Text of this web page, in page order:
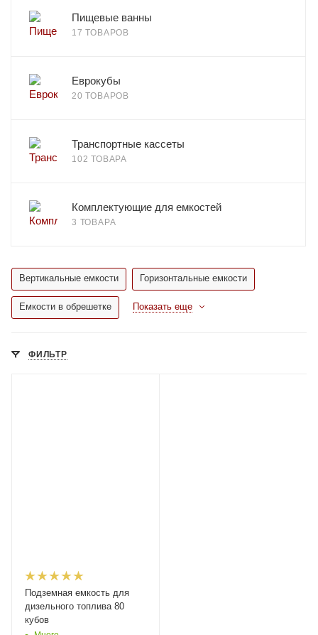
Пищевые ванны
17 ТОВАРОВ
Еврокубы
20 ТОВАРОВ
Транспортные кассеты
102 ТОВАРА
Комплектующие для емкостей
3 ТОВАРА
Вертикальные емкости Горизонтальные емкости
Емкости в обрешетке Показать еще
ФИЛЬТР
Подземная емкость для
дизельного топлива 80
кубов